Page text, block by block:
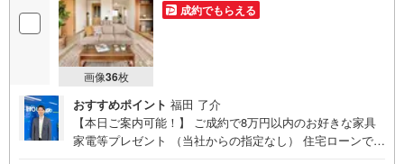
画像36枚
成約でもらえる
おすすめポイント 福田 了介
【本日ご案内可能！】 ご成約で8万円以内のお好きな家具
家電等プレゼント （当社からの指定なし） 住宅ローンで